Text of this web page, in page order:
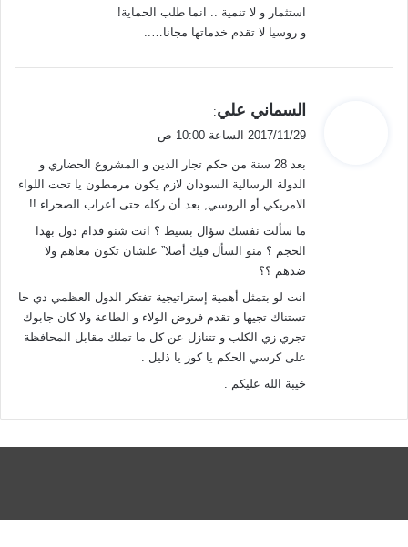
استثمار و لا تنمية .. انما طلب الحماية!
و روسيا لا تقدم خدماتها مجانا…..
ي
ل
السماني علي:
2017/11/29 الساعة 10:00 ص
بعد 28 سنة من حكم تجار الدين و المشروع الحضاري و
الدولة الرسالية السودان لازم يكون مرمطون يا تحت اللواء
الامريكي أو الروسي, بعد أن ركله حتى أعراب الصحراء !!
ما سألت نفسك سؤال بسيط ؟ انت شنو قدام دول بهذا
الحجم ؟ منو السأل فيك أصلا” علشان تكون معاهم ولا
ضدهم ؟؟
انت لو بتمثل أهمية إستراتيجية تفتكر الدول العظمي دي حا
تستناك تجيها و تقدم فروض الولاء و الطاعة ولا كان جابوك
تجري زي الكلب و تتنازل عن كل ما تملك مقابل المحافظة
على كرسي الحكم يا كوز يا ذليل .
خيبة الله عليكم .